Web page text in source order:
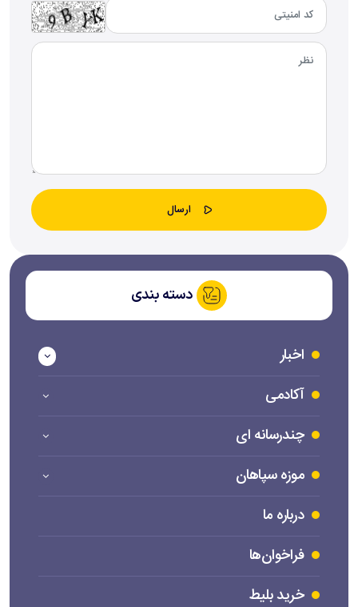
دسته بندی
اخبار
آکادمی
چندرسانه ای
موزه سپاهان
درباره ما
فراخوان‌ها
خرید بلیط